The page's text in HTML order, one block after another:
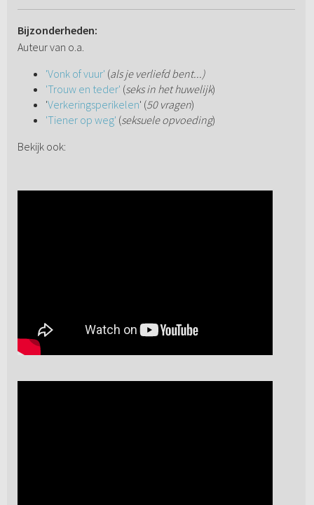
Bijzonderheden:
Auteur van o.a.
'Vonk of vuur' (als je verliefd bent...)
'Trouw en teder' (seks in het huwelijk)
'Verkeringsperikelen' (50 vragen)
'Tiener op weg' (seksuele opvoeding)
Bekijk ook: